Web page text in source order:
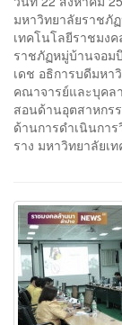
มหาวิทยาลัยราชภั
เทคโนโลยีราชมง
ราชภัฏหมู่บ้านจอม
เดช อธิการบดีมห
คณาจารย์และบุคล
สอนด้านอุตสาหกร
ด้านการดำเนินกา
ราง มหาวิทยาลัยเ